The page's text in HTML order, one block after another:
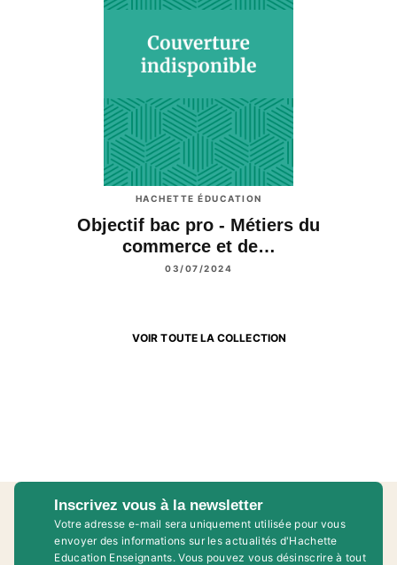
HACHETTE ÉDUCATION
Objectif bac pro - Métiers du
commerce et de…
03/07/2024
VOIR TOUTE LA COLLECTION
Inscrivez vous à la newsletter
Votre adresse e-mail sera uniquement utilisée pour vous
envoyer des informations sur les actualités d'Hachette
Education Enseignants. Vous pouvez vous désinscrire à tout